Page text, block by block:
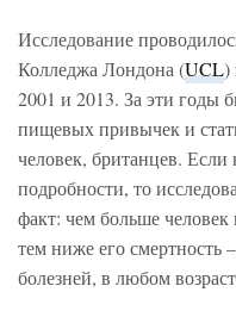
Исследование
Колледжа Лондона (UCL)
2001 и 2013. За эти годы
пищевых привычек и
человек, британцев. Если
подробности, то
факт: чем больше
тем ниже его смертность
болезней, в любом